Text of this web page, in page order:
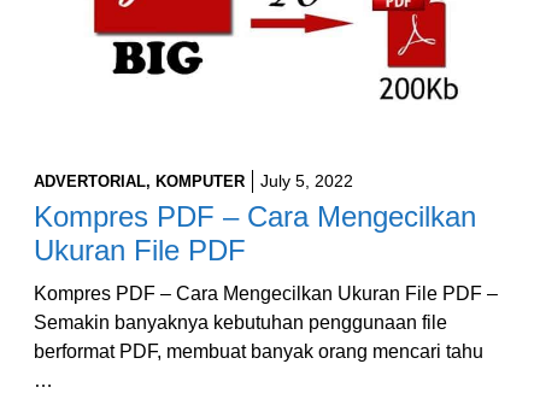
ADVERTORIAL, KOMPUTER July 5, 2022
Kompres PDF – Cara Mengecilkan
Ukuran File PDF
Kompres PDF – Cara Mengecilkan Ukuran File PDF –
Semakin banyaknya kebutuhan penggunaan file
berformat PDF, membuat banyak orang mencari tahu
…